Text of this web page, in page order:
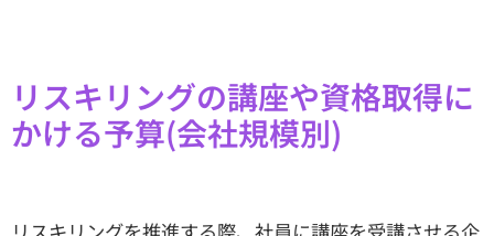
リスキリングの講座や資格取得に
かける予算(会社規模別)